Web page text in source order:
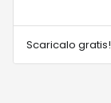
Scaricalo gratis!